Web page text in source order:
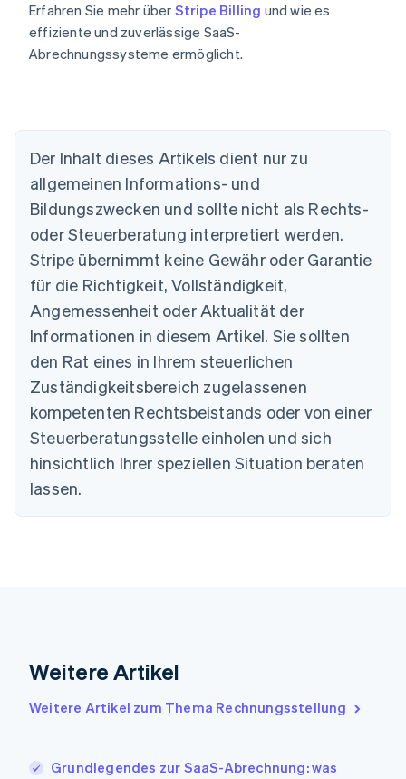
Erfahren Sie mehr über Stripe Billing und wie es
effiziente und zuverlässige SaaS-
Abrechnungssysteme ermöglicht.
Der Inhalt dieses Artikels dient nur zu
allgemeinen Informations- und
Bildungszwecken und sollte nicht als Rechts-
oder Steuerberatung interpretiert werden.
Stripe übernimmt keine Gewähr oder Garantie
für die Richtigkeit, Vollständigkeit,
Angemessenheit oder Aktualität der
Informationen in diesem Artikel. Sie sollten
den Rat eines in Ihrem steuerlichen
Zuständigkeitsbereich zugelassenen
kompetenten Rechtsbeistands oder von einer
Steuerberatungsstelle einholen und sich
hinsichtlich Ihrer speziellen Situation beraten
lassen.
Weitere Artikel
Weitere Artikel zum Thema Rechnungsstellung
Grundlegendes zur SaaS-Abrechnung: was
Australien
English
Belgien
Brasilien
PortuguêsEnglish
Bulgarien
English
Dänemark
English
DeutschEnglish
Estland
English
Festlandchina
简体中文English
Finnland
Frankreich
FrançaisEnglish
English
Italien
Italiano English
EnglishFrançais